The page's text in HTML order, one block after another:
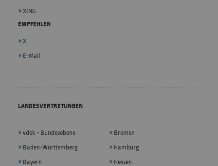
XING
EMPFEHLEN
X
E-Mail
LANDESVERTRETUNGEN
vdek - Bundesebene
Baden-Württemberg
Bayern
Bremen
Hamburg
Hessen